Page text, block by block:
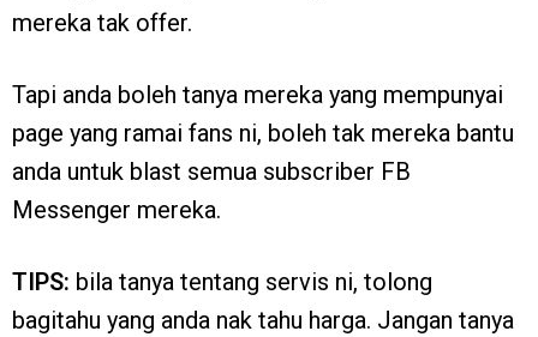
mereka tak offer.
Tapi anda boleh tanya mereka yang mempunyai
page yang ramai fans ni, boleh tak mereka bantu
anda untuk blast semua subscriber FB
Messenger mereka.
TIPS: bila tanya tentang servis ni, tolong
bagitahu yang anda nak tahu harga. Jangan tanya